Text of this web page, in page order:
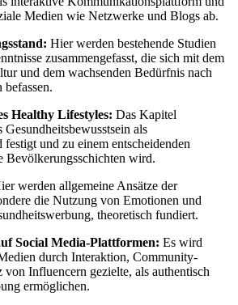
Medien wie Netzwerke und Blogs ab.
Hier werden bestehende Studien
zusammengefasst, die sich mit dem
und dem wachsenden Bedürfnis nach
Healthy Lifestyles: Das Kapitel
als
festigt und zu einem entscheidenden
wird.
werden allgemeine Ansätze der
die Nutzung von Emotionen und
theoretisch fundiert.
Social Media-Plattformen: Es wird
durch Interaktion, Community-
Influencern gezielte, als authentisch
ermöglichen.